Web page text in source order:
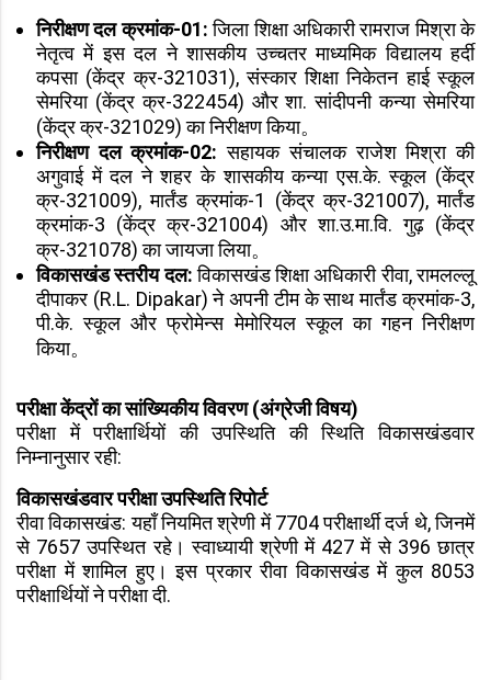
निरीक्षण दल क्रमांक-01:जिला शिक्षा अधिकारी रामराज मिश्रा के
नेतृत्व में इस दल ने शासकीय उच्चतर माध्यमिक विद्यालय हर्दी
कपसा (केंद्र क्र-321031), संस्कार शिक्षा निकेतन हाई स्कूल
सेमरिया (केंद्र क्र-322454) और शा. सांदीपनी कन्या सेमरिया
(केंद्र क्र-321029) का निरीक्षण किया。
निरीक्षण दल क्रमांक-02: सहायक संचालक राजेश मिश्रा की
अगुवाई में दल ने शहर के शासकीय कन्या एस.के. स्कूल (केंद्र
क्र-321009), मार्तंड क्रमांक-1 (केंद्र क्र-321007), मार्तंड
क्रमांक-3 (केंद्र क्र-321004) और शा.उ.मा.वि. गुढ़ (केंद्र
क्र-321078) का जायजा लिया。
विकासखंड स्तरीय दल:विकासखंड शिक्षा अधिकारी रीवा, रामलल्लू
दीपाकर (R.L. Dipakar) ने अपनी टीम के साथ मार्तंड क्रमांक-3,
पी.के. स्कूल और फ्रोमेन्स मेमोरियल स्कूल का गहन निरीक्षण
किया。
परीक्षा केंद्रों का सांख्यिकीय विवरण (अंग्रेजी विषय)
परीक्षा में परीक्षार्थियों की उपस्थिति की स्थिति विकासखंडवार
निम्नानुसार रही:
विकासखंडवार परीक्षा उपस्थिति रिपोर्ट
रीवा विकासखंड: यहाँ नियमित श्रेणी में 7704 परीक्षार्थी दर्ज थे, जिनमें
से 7657 उपस्थित रहे। स्वाध्यायी श्रेणी में 427 में से 396 छात्र
परीक्षा में शामिल हुए। इस प्रकार रीवा विकासखंड में कुल 8053
परीक्षार्थियों ने परीक्षा दी.